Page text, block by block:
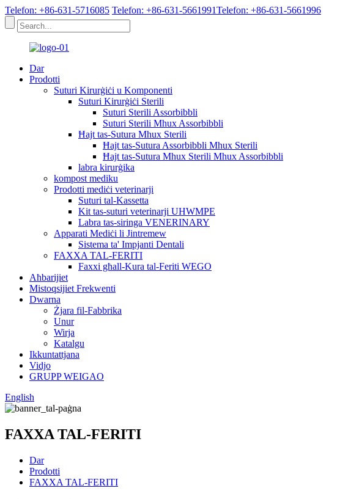
Telefon: +86-631-5716085 Telefon: +86-631-5661991Telefon: +86-631-5661996
Dar
Prodotti
Suturi Kirurġiċi u Komponenti
Suturi Kirurġiċi Sterili
Suturi Sterili Assorbibbli
Suturi Sterili Mhux Assorbibbli
Ħajt tas-Sutura Mhux Sterili
Ħajt tas-Sutura Assorbibbli Mhux Sterili
Ħajt tas-Sutura Mhux Sterili Mhux Assorbibbli
labra kirurġika
kompost mediku
Prodotti mediċi veterinarji
Suturi tal-Kassetta
Kit tas-suturi veterinarji UHWMPE
Labra tas-siringa VENERINARY
Apparati Mediċi li Jintremew
Sistema ta' Impjanti Dentali
FAXXA TAL-FERITI
Faxxi għall-Kura tal-Feriti WEGO
Aħbarijiet
Mistoqsijiet Frekwenti
Dwarna
Żjara fil-Fabbrika
Unur
Wirja
Katalgu
Ikkuntattjana
Vidjo
GRUPP WEIGAO
English
FAXXA TAL-FERITI
Dar
Prodotti
FAXXA TAL-FERITI